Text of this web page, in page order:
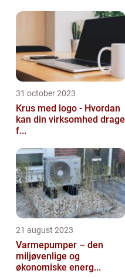
31 october 2023
Krus med logo - Hvordan
kan din virksomhed drage
f...
21 august 2023
Varmepumper – den
miljøvenlige og
økonomiske energ...